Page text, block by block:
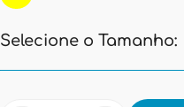
Selecione o Tamanho: